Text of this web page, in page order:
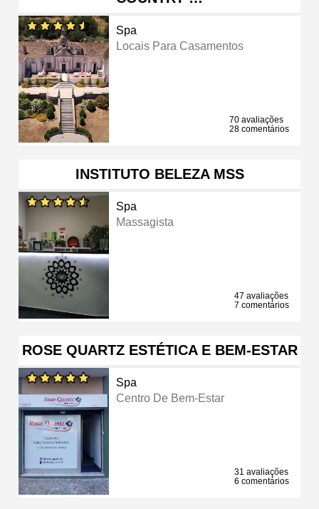
Spa
Locais Para Casamentos
70 avaliações
28 comentários
INSTITUTO BELEZA MSS
Spa
Massagista
47 avaliações
7 comentários
ROSE QUARTZ ESTÉTICA E BEM-ESTAR
Spa
Centro De Bem-Estar
31 avaliações
6 comentários